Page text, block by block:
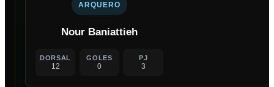
ARQUERO
Nour Baniattieh
DORSAL
12
GOLES
0
PJ
3